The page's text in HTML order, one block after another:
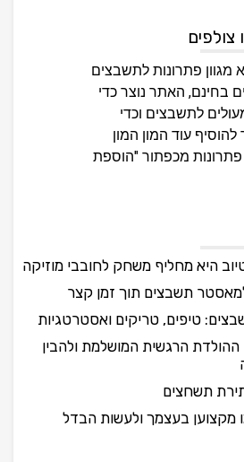
צולפים
מגוון פתרונות לתשבצים
בחינם, האתר נוצר כדי
לתשבצים וכדי
עוד המון המון
פתרונות מכפתור "הוספת
היא מחליף משחק לחובבי מוזיקה
תשבצים תוך זמן קצר
טיפים, טריקים ואסטרטגיות
ההולדת הרגשית המושלמת ולהבין
תשחצים
מקצוען בעצמך ולעשות הבדל